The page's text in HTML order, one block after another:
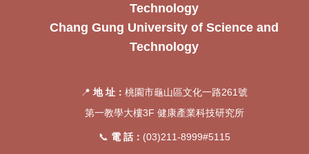
Technology
Chang Gung University of Science and
Technology
📍 地 址： 桃園市龜山區文化一路261號
第一教學大樓3F 健康產業科技研究所
📞 電 話： (03)211-8999#5115